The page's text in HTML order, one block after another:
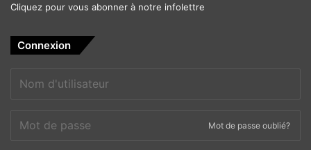
Cliquez pour vous abonner à notre infolettre
Connexion
Mot de passe oublié?